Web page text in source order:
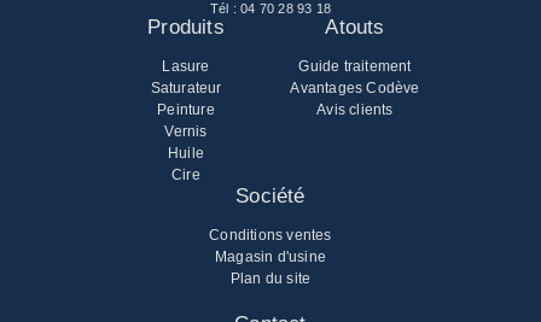
Tél :04 70 28 93 18
Produits
Lasure
Saturateur
Peinture
Vernis
Huile
Cire
Atouts
Guide traitement
Avantages Codève
Avis clients
Société
Conditions ventes
Magasin d'usine
Plan du site